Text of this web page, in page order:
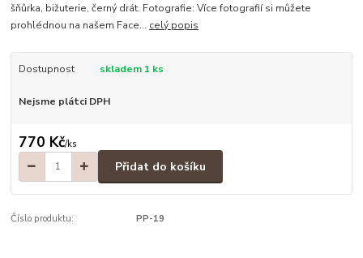
šňůrka, bižuterie, černý drát. Fotografie: Více fotografií si můžete
prohlédnou na našem Face... celý popis
Dostupnost skladem 1 ks
Nejsme plátci DPH
770 Kč/ks
Přidat do košíku
Číslo produktu: PP-19